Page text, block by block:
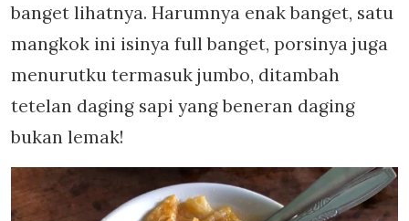
banget lihatnya. Harumnya enak banget, satu
mangkok ini isinya full banget, porsinya juga
menurutku termasuk jumbo, ditambah
tetelan daging sapi yang beneran daging
bukan lemak!